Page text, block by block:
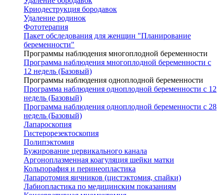
Криодеструкция бородавок
Удаление родинок
Фототерапия
Пакет обследования для женщин "Планирование
беременности"
Программы наблюдения многоплодной беременности
Программа наблюдения многоплодной беременности с
12 недель (Базовый)
Программы наблюдения одноплодной беременности
Программа наблюдения одноплодной беременности с 12
недель (Базовый)
Программа наблюдения одноплодной беременности с 28
недель (Базовый)
Лапароскопия
Гистерорезектоскопия
Полипэктомия
Бужирование цервикального канала
Аргоноплазменная коагуляция шейки матки
Кольпорафия и перинеопластика
Лапаротомия яичников (цистэктомия, спайки)
Лабиопластика по медицинским показаниям